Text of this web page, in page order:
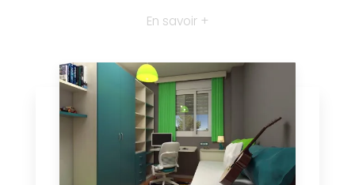
En savoir +